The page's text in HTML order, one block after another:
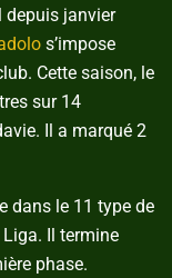
depuis janvier
s’impose
Cette saison, le
sur 14
Il a marqué 2
dans le 11 type de
Il termine
phase.